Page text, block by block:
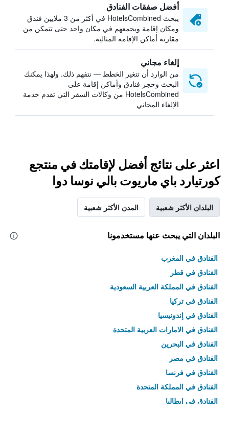
أفضل صفقات الفنادق
يبحث HotelsCombined في أكثر من 3 ملايين فندق
ومكان إقامة ويجمعهم في مكان واحد حتى تتمكن من
مقارنة أماكن الإقامة المثالية.
إلغاء مجاني
من الوارد أن تتغير الخطط — نتفهم ذلك. ولهذا يمكنك
البحث وحجز فنادق وأماكن إقامة على
HotelsCombined من وكالات السفر التي تقدم خدمة
الإلغاء المجاني
اعثر على نتائج أفضل لإقامتك في منتجع
كورتيارد باي ماريوت بالي نوسا دوا
البلدان الأكثر شعبية المدن الأكثر شعبية
البلدان التي يبحث عنها مستخدمونا
الفنادق في المغرب
الفنادق في قطر
الفنادق في المملكة العربية السعودية
الفنادق في تركيا
الفنادق في إندونيسيا
الفنادق في الامارات العربية المتحدة
الفنادق في البحرين
الفنادق في مصر
الفنادق في فرنسا
الفنادق في المملكة المتحدة
الفنادق في إيطاليا